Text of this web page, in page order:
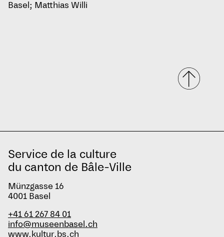
Basel; Matthias Willi
Service de la culture
du canton de Bâle-Ville
Münzgasse 16
4001 Basel
+41 61 267 84 01
info@museenbasel.ch
www.kultur.bs.ch